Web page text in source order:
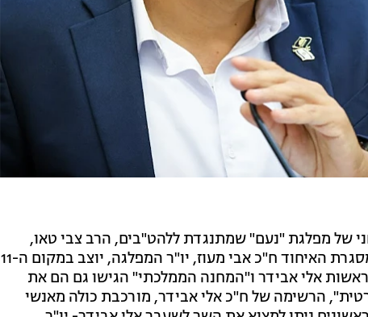
של מפלגת "נעם" שמתנגדת ללהט"בים, הרב צבי טאו,
ושיכנע אותו להתאחד עם בן גביר וסמוטריץ'. במסגרת האיחוד ח"כ אבי מעוז, יו"ר המפלגה, יוצב במקום ה-11
אלי אבידר ו"המחנה הממלכתי" הגישו גם הם את
חופשית דמוקרטית", הרשימה של ח"כ אלי אבידר, מורכבת כולה מאנשי